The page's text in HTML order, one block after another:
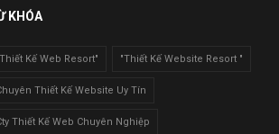
KHÓA
Kế Web Resort" "Thiết Kế Website Resort "
Thiết Kế Website Uy Tín
Thiết Kế Web Chuyên Nghiệp